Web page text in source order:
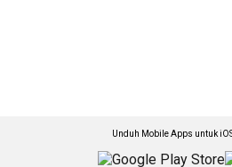
Unduh Mobile Apps untuk